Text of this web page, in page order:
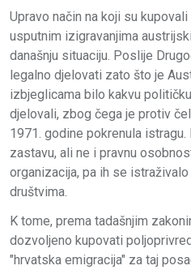
Upravo način na koji su
usputnim izigravanjima
današnju situaciju. Poslije
legalno djelovati zato što je
izbjeglicama bilo kakvu
djelovali, zbog čega je protiv
1971. godine pokrenula
zastavu, ali ne i pravnu
organizacija, pa ih se
društvima.
K tome, prema tadašnjim
dozvoljeno kupovati
"hrvatska emigracija" za taj